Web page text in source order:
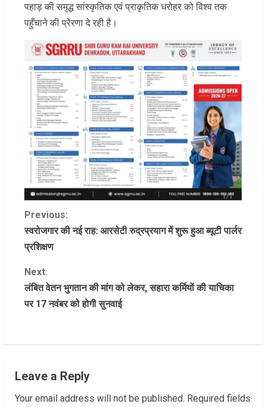
पहाड़ की समृद्ध सांस्कृतिक एवं प्राकृतिक धरोहर को विश्व तक
पहुँचाने की प्रेरणा दे रही है।
C
o
n
t
u
e
Previous:
स्वरोजगार की नई राह: आरसेटी रुद्रप्रयाग में शुरू हुआ ब्यूटी पार्लर
प्रशिक्षण
Next:
लंबित वेतन भुगतान की मांग को लेकर, सहारा कर्मियों की याचिका
पर 17 नवंबर को होगी सुनवाई
Leave a Reply
Your email address will not be published. Required fields